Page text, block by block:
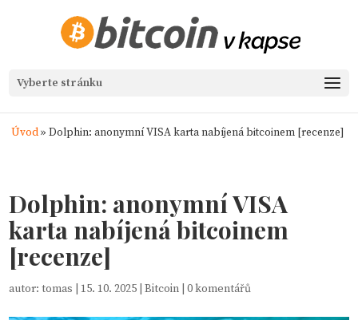
Vyberte stránku
Úvod» Dolphin: anonymní VISA karta nabíjená bitcoinem [recenze]
Dolphin: anonymní VISA
karta nabíjená bitcoinem
[recenze]
autor:tomas 15. 10. 2025 |Bitcoin |0 komentářů